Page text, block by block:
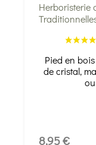
Pied en
de cristal,
8,95 €